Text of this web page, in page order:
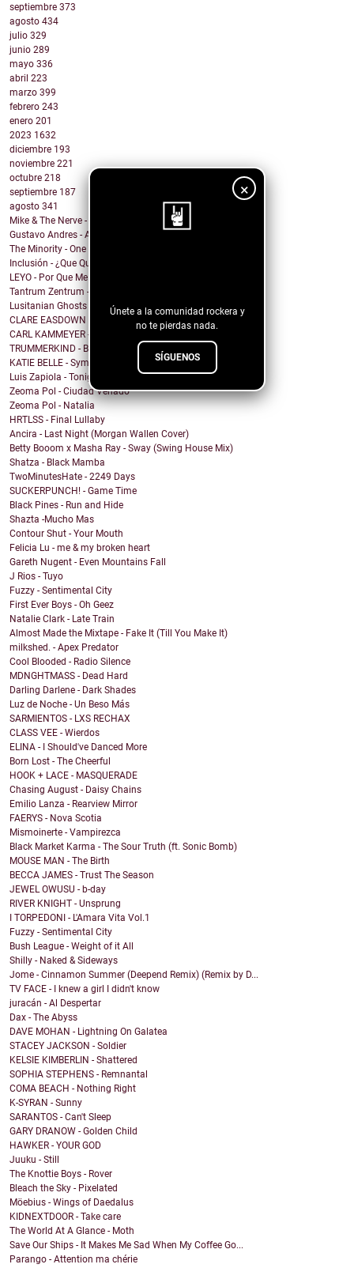
×
Únete a la comunidad rockera y
no te pierdas nada.
SÍGUENOS
septiembre 373
agosto 434
julio 329
junio 289
mayo 336
abril 223
marzo 399
febrero 243
enero 201
2023 1632
diciembre 193
noviembre 221
octubre 218
septiembre 187
agosto 341
Mike & The Nerve - Fool's Gold, False Idols
Gustavo Andres - AiRA
The Minority - One Of A Kind
Inclusión - ¿Que Quieres de Mí?
LEYO - Por Que Me Haces Llorar
Tantrum Zentrum - Don't Be A Fascist
Lusitanian Ghosts - September
CLARE EASDOWN - I Break
CARL KAMMEYER - One
TRUMMERKIND - Beauty Queen
KATIE BELLE - Symptoms
Luis Zapiola - Tonight
Zeoma Pol - Ciudad Venado
Zeoma Pol - Natalia
HRTLSS - Final Lullaby
Ancira - Last Night (Morgan Wallen Cover)
Betty Booom x Masha Ray - Sway (Swing House Mix)
Shatza - Black Mamba
TwoMinutesHate - 2249 Days
SUCKERPUNCH! - Game Time
Black Pines - Run and Hide
Shazta -Mucho Mas
Contour Shut - Your Mouth
Felicia Lu - me & my broken heart
Gareth Nugent - Even Mountains Fall
J Rios - Tuyo
Fuzzy - Sentimental City
First Ever Boys - Oh Geez
Natalie Clark - Late Train
Almost Made the Mixtape - Fake It (Till You Make It)
milkshed. - Apex Predator
Cool Blooded - Radio Silence
MDNGHTMASS - Dead Hard
Darling Darlene - Dark Shades
Luz de Noche - Un Beso Más
SARMIENTOS - LXS RECHAX
CLASS VEE - Wierdos
ELINA - I Should've Danced More
Born Lost - The Cheerful
HOOK + LACE - MASQUERADE
Chasing August - Daisy Chains
Emilio Lanza - Rearview Mirror
FAERYS - Nova Scotia
Mismoinerte - Vampirezca
Black Market Karma - The Sour Truth (ft. Sonic Bomb)
MOUSE MAN - The Birth
BECCA JAMES - Trust The Season
JEWEL OWUSU - b-day
RIVER KNIGHT - Unsprung
I TORPEDONI - L'Amara Vita Vol.1
Fuzzy - Sentimental City
Bush League - Weight of it All
Shilly - Naked & Sideways
Jome - Cinnamon Summer (Deepend Remix) (Remix by D...
TV FACE - I knew a girl I didn't know
juracán - Al Despertar
Dax - The Abyss
DAVE MOHAN - Lightning On Galatea
STACEY JACKSON - Soldier
KELSIE KIMBERLIN - Shattered
SOPHIA STEPHENS - Remnantal
COMA BEACH - Nothing Right
K-SYRAN - Sunny
SARANTOS - Can't Sleep
GARY DRANOW - Golden Child
HAWKER - YOUR GOD
Juuku - Still
The Knottie Boys - Rover
Bleach the Sky - Pixelated
Möebius - Wings of Daedalus
KIDNEXTDOOR - Take care
The World At A Glance - Moth
Save Our Ships - It Makes Me Sad When My Coffee Go...
Parango - Attention ma chérie